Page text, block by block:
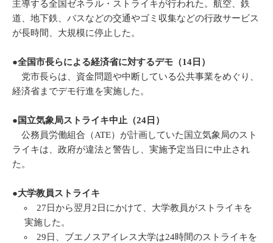
主導する全国ゼネラル・ストライキが行われた。航空、鉄
道、地下鉄、バスなどの交通やゴミ収集などの行政サービス
が長時間、大規模に停止した。
●全国市長らによる経済省に対するデモ（14日）
党市長らは、資金問題や中断している公共事業をめぐり、
経済省までデモ行進を実施した。
●国立気象局ストライキ中止（24日）
公務員労働組合（ATE）が計画していた国立気象局のスト
ライキは、政府が違法と警告し、実施予定当日に中止され
た。
●大学教員ストライキ
27日から翌月2日にかけて、大学教員がストライキを
実施した。
29日、ブエノスアイレス大学は24時間のストライキを